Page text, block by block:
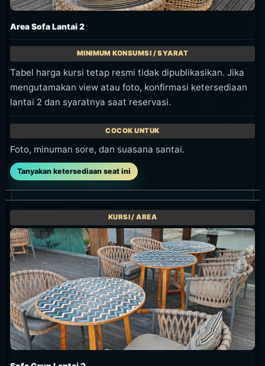
Area Sofa Lantai 2
Tabel harga kursi tetap resmi tidak dipublikasikan. Jika
mengutamakan view atau foto, konfirmasi ketersediaan
lantai 2 dan syaratnya saat reservasi.
Foto, minuman sore, dan suasana santai.
Tanyakan ketersediaan seat ini